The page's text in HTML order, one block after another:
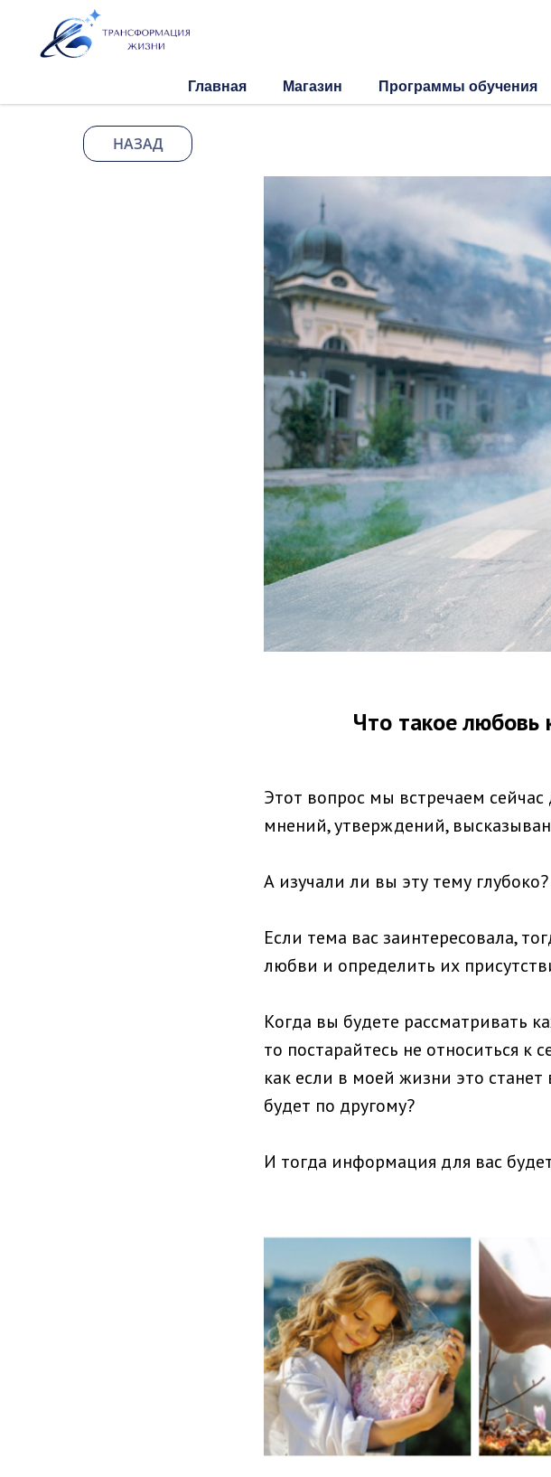
Главная Магазин Программы обучения
НАЗАД
Что такое любовь
Этот вопрос мы встречаем сейчас
мнений, утверждений,
А изучали ли вы эту тему
Если тема вас заинтересовала,
любви и определить их
Когда вы будете рассматривать
то постарайтесь не относиться к
как если в моей жизни это
будет по другому?
И тогда информация для вас